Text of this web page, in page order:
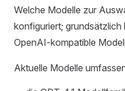
Welche Modelle zur
konfiguriert; grundsätzlich
OpenAI‑kompatible
Aktuelle Modelle